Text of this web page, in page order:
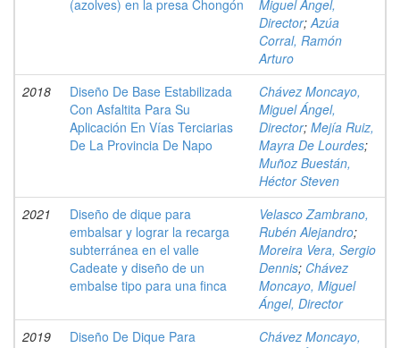
(azolves) en la presa Chongón
Miguel Ángel,
Director;Azúa
Corral, Ramón
Arturo
2018
Diseño De Base Estabilizada
Con Asfaltita Para Su
Aplicación En Vías Terciarias
De La Provincia De Napo
Chávez Moncayo,
Miguel Ángel,
Director; Mejía Ruiz,
Mayra De Lourdes;
Muñoz Buestán,
Héctor Steven
2021
Diseño de dique para
embalsar y lograr la recarga
subterránea en el valle
Cadeate y diseño de un
embalse tipo para una finca
Velasco Zambrano,
Rubén Alejandro;
Moreira Vera, Sergio
Dennis; Chávez
Moncayo, Miguel
Ángel, Director
2019
Diseño De Dique Para
Chávez Moncayo,